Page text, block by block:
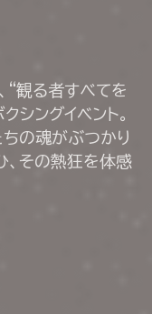
“観る者すべてを
シングイベント。
の魂がぶつかり
、その熱狂を体感